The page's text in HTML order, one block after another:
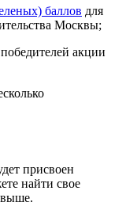
баллов для
Москвы;
акции
присвоен
найти свое
выше.